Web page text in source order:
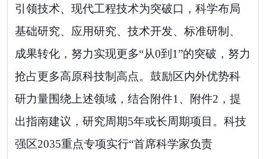
引领技术、现代工程技术为突破口，科学布局
基础研究、应用研究、技术开发、 标准研制、
成果转化， 努力实现更多“从0到 1”的突破 ， 努力
抢占更多高原科技制高点。 鼓励区内外优势科
研力量围绕上述领域，结合附件1 、附件2 ，提
出指南建议，研究周期5年或长周期项目。科技
强区2035重点专项实行“首席科学家负责